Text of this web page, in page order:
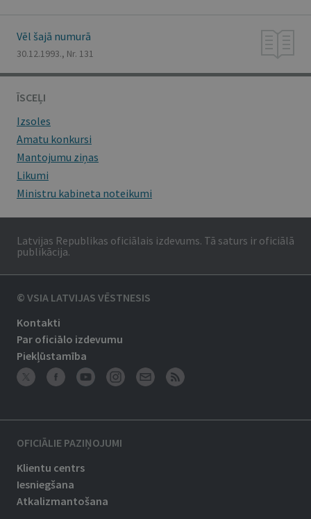
Vēl šajā numurā
30.12.1993., Nr. 131
ĪSCEĻI
Izsoles
Amatu konkursi
Mantojumu ziņas
Likumi
Ministru kabineta noteikumi
Latvijas Republikas oficiālais izdevums. Tā saturs ir oficiālā
publikācija.
© VSIA LATVIJAS VĒSTNESIS
Kontakti
Par oficiālo izdevumu
Piekļūstamība
OFICIĀLIE PAZIŅOJUMI
Klientu centrs
Iesniegšana
Atkalizmantošana